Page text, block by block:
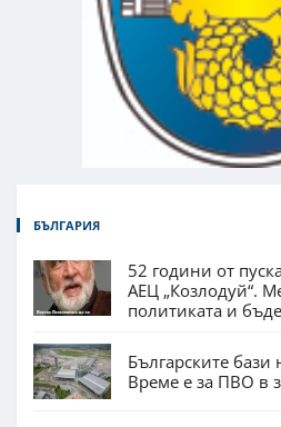
БЪЛГАРИЯ
52 години от
АЕЦ „Козлодуй“.
политиката и
Българските бази
Време е за ПВО в